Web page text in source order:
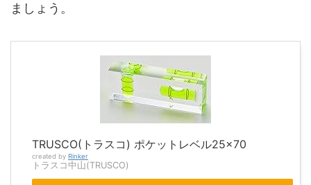
ましょう。
TRUSCO(トラスコ) ポケットレベル25×70
created by Rinker
トラスコ中山(TRUSCO)